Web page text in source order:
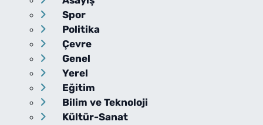
Spor
Politika
Çevre
Genel
Yerel
Eğitim
Bilim ve Teknoloji
Kültür-Sanat